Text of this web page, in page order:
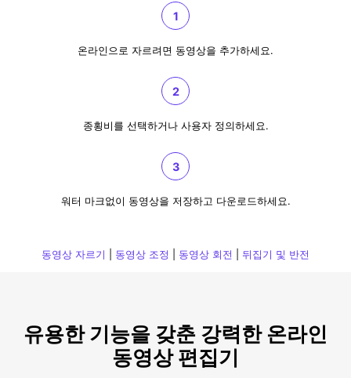
1
온라인으로 자르려면 동영상을 추가하세요.
2
종횡비를 선택하거나 사용자 정의하세요.
3
워터 마크없이 동영상을 저장하고 다운로드하세요.
동영상 자르기 동영상 조정 동영상 회전 뒤집기 및 반전
유용한 기능을 갖춘 강력한 온라인
동영상 편집기